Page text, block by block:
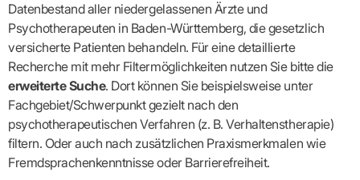
Datenbestand aller niedergelassenen Ärzte und
Psychotherapeuten in Baden-Württemberg, die gesetzlich
versicherte Patienten behandeln. Für eine detaillierte
Recherche mit mehr Filtermöglichkeiten nutzen Sie bitte die
erweiterte Suche. Dort können Sie beispielsweise unter
Fachgebiet/Schwerpunkt gezielt nach den
psychotherapeutischen Verfahren (z. B. Verhaltenstherapie)
filtern. Oder auch nach zusätzlichen Praxismerkmalen wie
Fremdsprachenkenntnisse oder Barrierefreiheit.